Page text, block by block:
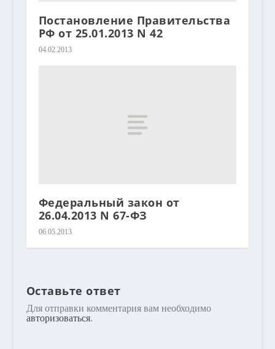
Постановление Правительства
РФ от 25.01.2013 N 42
04.02.2013
Федеральный закон от
26.04.2013 N 67-ФЗ
06.05.2013
Оставьте ответ
Для отправки комментария вам необходимо
авторизоваться.